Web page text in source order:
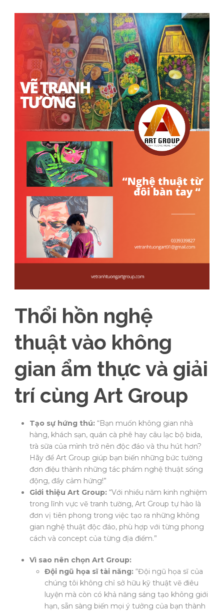
Thổi hồn nghệ
thuật vào không
gian ẩm thực và giải
trí cùng Art Group
Tạo sự hứng thú: “Bạn muốn không gian nhà
hàng, khách sạn, quán cà phê hay câu lạc bộ bida,
trà sữa của mình trở nên độc đáo và thu hút hơn?
Hãy để Art Group giúp bạn biến những bức tường
đơn điệu thành những tác phẩm nghệ thuật sống
động, đầy cảm hứng!”
Giới thiệu Art Group: “Với nhiều năm kinh nghiệm
trong lĩnh vực vẽ tranh tường, Art Group tự hào là
đơn vị tiên phong trong việc tạo ra những không
gian nghệ thuật độc đáo, phù hợp với từng phong
cách và concept của từng địa điểm.”
Vì sao nên chọn Art Group:
Đội ngũ họa sĩ tài năng: “Đội ngũ họa sĩ của
chúng tôi không chỉ sở hữu kỹ thuật vẽ điêu
luyện mà còn có khả năng sáng tạo không giới
hạn, sẵn sàng biến mọi ý tưởng của bạn thành